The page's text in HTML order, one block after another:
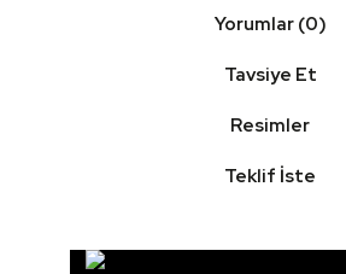
Yorumlar (0)
Tavsiye Et
Resimler
Teklif İste